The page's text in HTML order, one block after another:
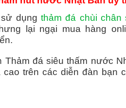
dụng thảm đá chùi chân
lại ngại mua hàng
Thảm đá siêu thấm nước
trên các diễn đàn bạn